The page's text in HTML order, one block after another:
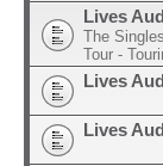
Lives
The
Tour -
Lives
Lives